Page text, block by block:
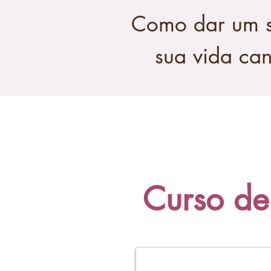
Como dar um
sua vida
Curso